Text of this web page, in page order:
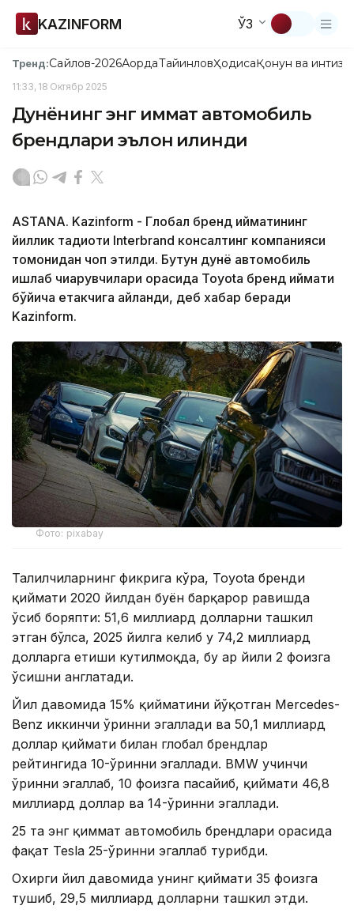
KAZINFORM ЎЗ
Тренд:Сайлов-2026АқордаТайинловҲодисаҚонун ва
11:33, 18 Октябр 2025
Дунёнинг энг қиммат автомобиль
брендлари эълон қилинди
ASTANA. Kazinform - Глобал бренд қийматининг
йиллик тадқиқоти Interbrand консалтинг компанияси
томонидан чоп этилди. Бутун дунё автомобиль
ишлаб чиқарувчилари орасида Toyota бренд қиймати
бўйича етакчига айланди, деб хабар беради
Kazinform.
Фото: pixabay
Таҳлилчиларнинг фикрига кўра, Toyota бренди
қиймати 2020 йилдан буён барқарор равишда
ўсиб боряпти: 51,6 миллиард долларни ташкил
этган бўлса, 2025 йилга келиб у 74,2 миллиард
долларга етиши кутилмоқда, бу ҳар йили 2 фоизга
ўсишни англатади.
Йил давомида 15% қийматини йўқотган Mercedes-
Benz иккинчи ўринни эгаллади ва 50,1 миллиард
доллар қиймати билан глобал брендлар
рейтингида 10-ўринни эгаллади. BMW учинчи
ўринни эгаллаб, 10 фоизга пасайиб, қиймати 46,8
миллиард доллар ва 14-ўринни эгаллади.
25 та энг қиммат автомобиль брендлари орасида
фақат Tesla 25-ўринни эгаллаб турибди.
Охирги йил давомида унинг қиймати 35 фоизга
тушиб, 29,5 миллиард долларни ташкил этди.